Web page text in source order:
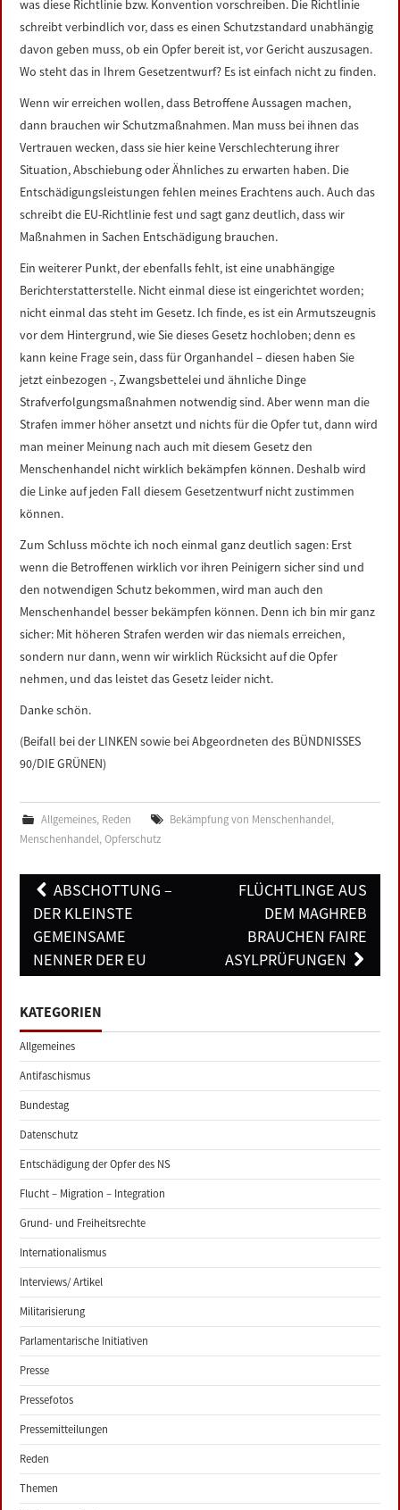
was diese Richtlinie bzw. Konvention vorschreiben. Die Richtlinie
schreibt verbindlich vor, dass es einen Schutzstandard unabhängig
davon geben muss, ob ein Opfer bereit ist, vor Gericht auszusagen.
Wo steht das in Ihrem Gesetzentwurf? Es ist einfach nicht zu finden.
Wenn wir erreichen wollen, dass Betroffene Aussagen machen,
dann brauchen wir Schutzmaßnahmen. Man muss bei ihnen das
Vertrauen wecken, dass sie hier keine Verschlechterung ihrer
Situation, Abschiebung oder Ähnliches zu erwarten haben. Die
Entschädigungsleistungen fehlen meines Erachtens auch. Auch das
schreibt die EU-Richtlinie fest und sagt ganz deutlich, dass wir
Maßnahmen in Sachen Entschädigung brauchen.
Ein weiterer Punkt, der ebenfalls fehlt, ist eine unabhängige
Berichterstatterstelle. Nicht einmal diese ist eingerichtet worden;
nicht einmal das steht im Gesetz. Ich finde, es ist ein Armutszeugnis
vor dem Hintergrund, wie Sie dieses Gesetz hochloben; denn es
kann keine Frage sein, dass für Organhandel – diesen haben Sie
jetzt einbezogen -, Zwangsbettelei und ähnliche Dinge
Strafverfolgungsmaßnahmen notwendig sind. Aber wenn man die
Strafen immer höher ansetzt und nichts für die Opfer tut, dann wird
man meiner Meinung nach auch mit diesem Gesetz den
Menschenhandel nicht wirklich bekämpfen können. Deshalb wird
die Linke auf jeden Fall diesem Gesetzentwurf nicht zustimmen
können.
Zum Schluss möchte ich noch einmal ganz deutlich sagen: Erst
wenn die Betroffenen wirklich vor ihren Peinigern sicher sind und
den notwendigen Schutz bekommen, wird man auch den
Menschenhandel besser bekämpfen können. Denn ich bin mir ganz
sicher: Mit höheren Strafen werden wir das niemals erreichen,
sondern nur dann, wenn wir wirklich Rücksicht auf die Opfer
nehmen, und das leistet das Gesetz leider nicht.
Danke schön.
(Beifall bei der LINKEN sowie bei Abgeordneten des BÜNDNISSES
90/DIE GRÜNEN)
Allgemeines, Reden Bekämpfung von Menschenhandel,
Menschenhandel,Opferschutz
Post
navigation
ABSCHOTTUNG –
DER KLEINSTE
GEMEINSAME
NENNER DER EU
FLÜCHTLINGE AUS
DEM MAGHREB
BRAUCHEN FAIRE
ASYLPRÜFUNGEN
KATEGORIEN
Allgemeines
Antifaschismus
Bundestag
Datenschutz
Entschädigung der Opfer des NS
Flucht – Migration – Integration
Grund- und Freiheitsrechte
Internationalismus
Interviews/ Artikel
Militarisierung
Parlamentarische Initiativen
Presse
Pressefotos
Pressemitteilungen
Reden
Themen